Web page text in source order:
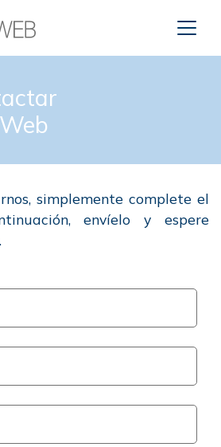
simplemente complete el
envíelo y espere